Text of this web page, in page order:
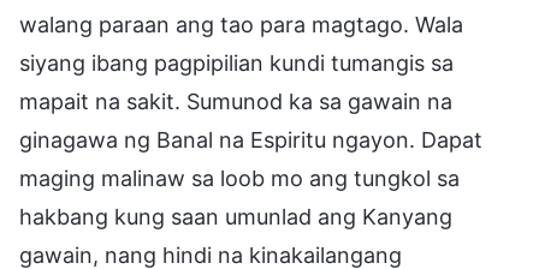
walang paraan ang tao para magtago. Wala
siyang ibang pagpipilian kundi tumangis sa
mapait na sakit. Sumunod ka sa gawain na
ginagawa ng Banal na Espiritu ngayon. Dapat
maging malinaw sa loob mo ang tungkol sa
hakbang kung saan umunlad ang Kanyang
gawain, nang hindi na kinakailangang